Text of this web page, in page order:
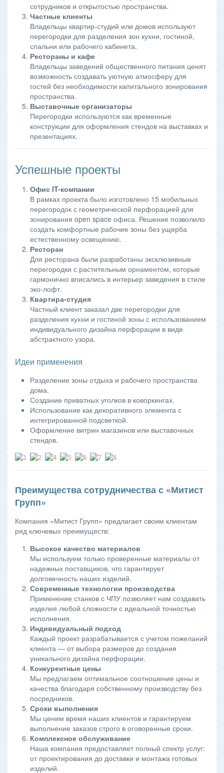
сотрудников и открытостью пространства.
Частные клиенты
Владельцы квартир-студий или домов используют
перегородки для разделения зон кухни, гостиной,
спальни или рабочего кабинета.
Рестораны и кафе
Владельцы заведений общественного питания ценят
возможность создавать уютную атмосферу для
гостей без необходимости капитального зонирования
пространства.
Выставочные организаторы
Перегородки используются как временные
конструкции для оформления стендов на выставках и
презентациях.
Успешные проекты
Офис IT-компании
В рамках проекта было изготовлено 15 мобильных
перегородок с геометрической перфорацией для
зонирования open space офиса. Решение позволило
создать комфортные рабочие зоны без ущерба
естественному освещению.
Ресторан
Для ресторана были разработаны эксклюзивные
перегородки с растительным орнаментом, которые
гармонично вписались в интерьер заведения в стиле
эко-лофт.
Квартира-студия
Частный клиент заказал две перегородки для
разделения кухни и гостиной зоны с использованием
индивидуального дизайна перфорации в виде
абстрактного узора.
Идеи применения
Разделение зоны отдыха и рабочего пространства
дома.
Создание приватных уголков в коворкингах.
Использование как декоративного элемента с
интегрированной подсветкой.
Оформление витрин магазинов или выставочных
стендов.
Преимущества сотрудничества с «Митист
Групп»
Компания «Митист Групп» предлагает своим клиентам
ряд ключевых преимуществ:
Высокое качество материалов
Мы используем только проверенные материалы от
надежных поставщиков, что гарантирует
долговечность наших изделий.
Современные технологии производства
Применение станков с ЧПУ позволяет нам создавать
изделия любой сложности с идеальной точностью
исполнения.
Индивидуальный подход
Каждый проект разрабатывается с учетом пожеланий
клиента — от выбора размеров до создания
уникального дизайна перфорации.
Конкурентные цены
Мы предлагаем оптимальное соотношение цены и
качества благодаря собственному производству без
посредников.
Сроки выполнения
Мы ценим время наших клиентов и гарантируем
выполнение заказов строго в оговоренные сроки.
Комплексное обслуживание
Наша компания предоставляет полный спектр услуг:
от проектирования до доставки и монтажа готовых
изделий.